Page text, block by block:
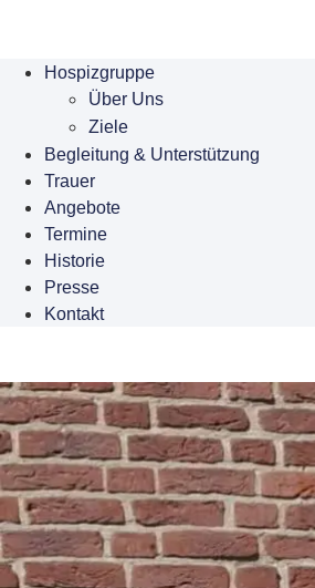
Hospizgruppe
Über Uns
Ziele
Begleitung & Unterstützung
Trauer
Angebote
Termine
Historie
Presse
Kontakt